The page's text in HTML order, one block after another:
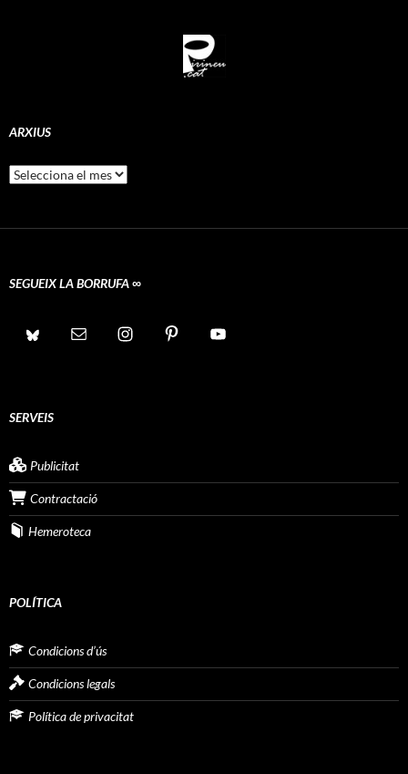
ARXIUS
Arxius
SEGUEIX LA BORRUFA ∞
SERVEIS
Publicitat
Contractació
Hemeroteca
POLÍTICA
Condicions d’ús
Condicions legals
Política de privacitat